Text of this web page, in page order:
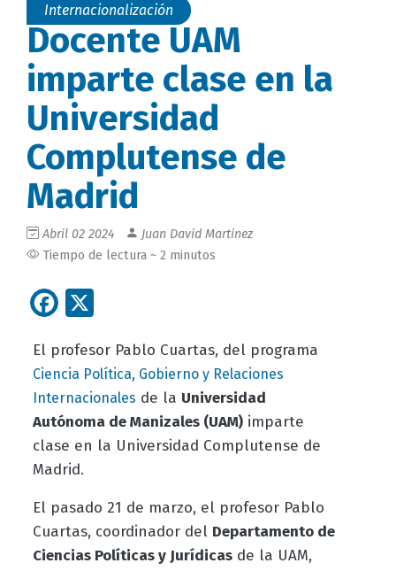
Internacionalización
Docente UAM
imparte clase en la
Universidad
Complutense de
Madrid
Abril 02 2024
Juan David Martinez
Tiempo de lectura ~ 2 minutos
Facebook
El profesor Pablo Cuartas, del programa
Ciencia Política, Gobierno y Relaciones
Internacionales de la Universidad
Autónoma de Manizales (UAM)imparte
clase en la Universidad Complutense de
Madrid.
El pasado 21 de marzo, el profesor Pablo
Cuartas, coordinador del Departamento de
Ciencias Políticas y Jurídicasde la UAM,